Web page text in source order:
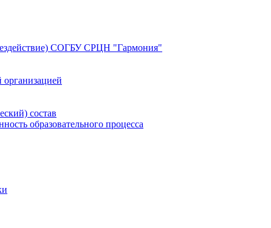
СОГБУ СРЦН "Гармония"
организацией
состав
образовательного процесса